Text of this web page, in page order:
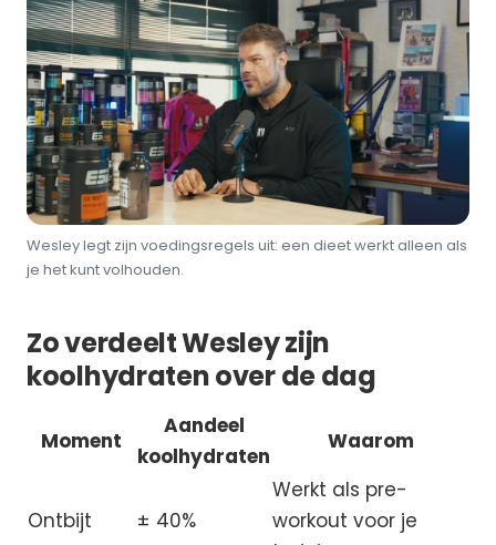
Wesley legt zijn voedingsregels uit: een dieet werkt alleen als
je het kunt volhouden.
Zo verdeelt Wesley zijn
koolhydraten over de dag
Moment
Aandeel
koolhydraten
Waarom
Ontbijt ± 40%
Werkt als pre-
workout voor je